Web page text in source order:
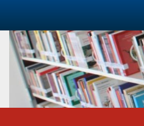
contenido
principal